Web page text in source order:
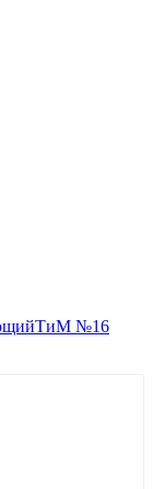
ТиМ №16